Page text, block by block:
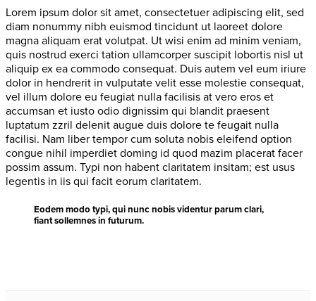
Lorem ipsum dolor sit amet, consectetuer adipiscing elit, sed
diam nonummy nibh euismod tincidunt ut laoreet dolore
magna aliquam erat volutpat. Ut wisi enim ad minim veniam,
quis nostrud exerci tation ullamcorper suscipit lobortis nisl ut
aliquip ex ea commodo consequat. Duis autem vel eum iriure
dolor in hendrerit in vulputate velit esse molestie consequat,
vel illum dolore eu feugiat nulla facilisis at vero eros et
accumsan et iusto odio dignissim qui blandit praesent
luptatum zzril delenit augue duis dolore te feugait nulla
facilisi. Nam liber tempor cum soluta nobis eleifend option
congue nihil imperdiet doming id quod mazim placerat facer
possim assum. Typi non habent claritatem insitam; est usus
legentis in iis qui facit eorum claritatem.
Eodem modo typi, qui nunc nobis videntur parum clari,
fiant sollemnes in futurum.